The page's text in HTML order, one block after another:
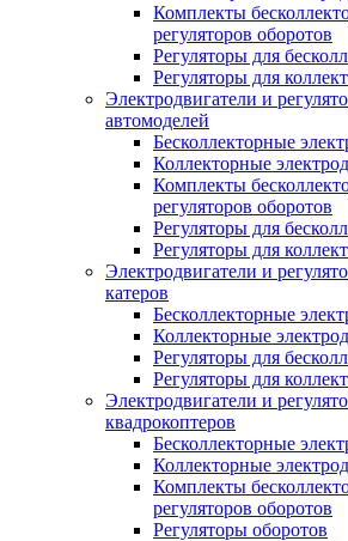
Комплекты
регуляторов оборотов
Регуляторы для
Регуляторы для
Электродвигатели и
автомоделей
Бесколлекторные
Коллекторные
Комплекты
регуляторов оборотов
Регуляторы для
Регуляторы для
Электродвигатели и
катеров
Бесколлекторные
Коллекторные
Регуляторы для
Регуляторы для
Электродвигатели и
квадрокоптеров
Бесколлекторные
Коллекторные
Комплекты
регуляторов оборотов
Регуляторы оборотов